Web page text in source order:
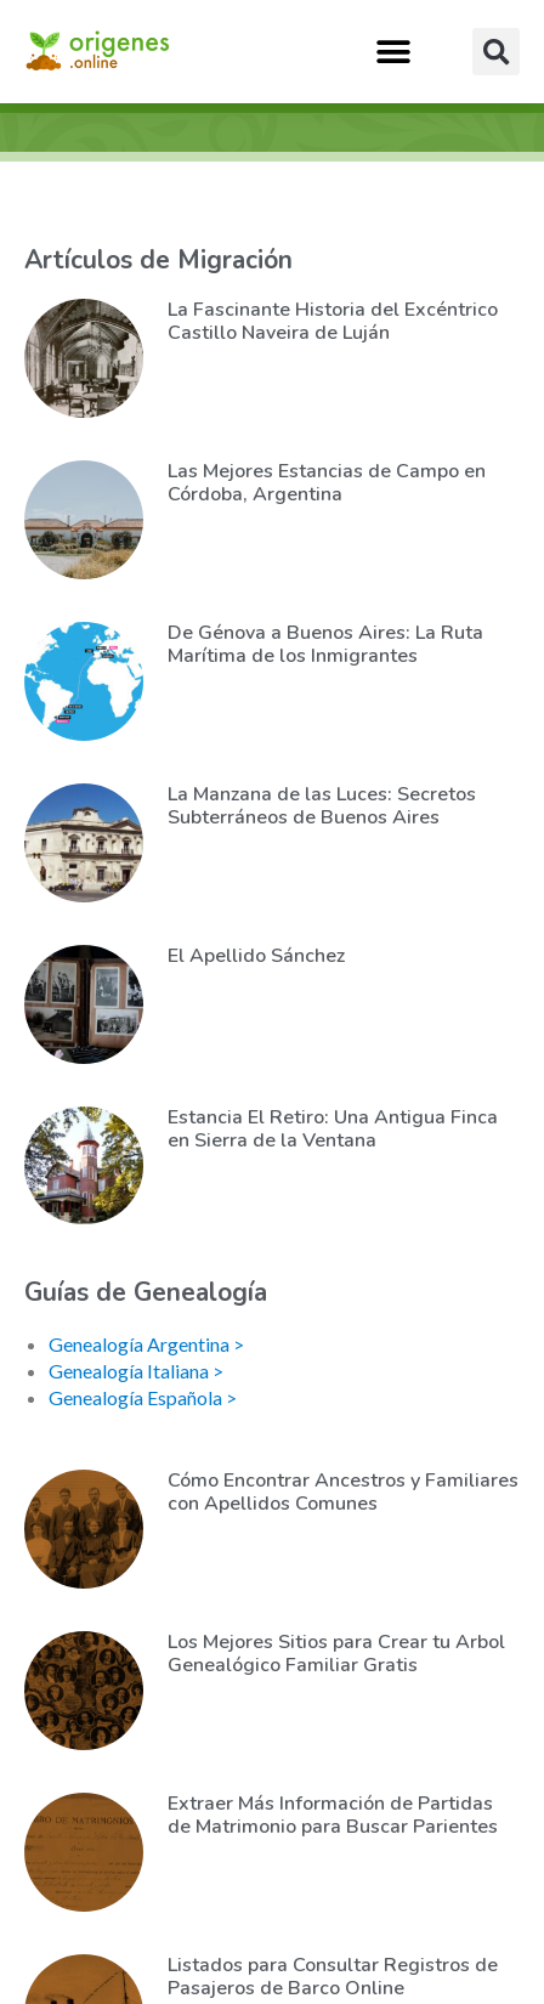
Artículos de Migración
La Fascinante Historia del Excéntrico
Castillo Naveira de Luján
Las Mejores Estancias de Campo en
Córdoba, Argentina
De Génova a Buenos Aires: La Ruta
Marítima de los Inmigrantes
La Manzana de las Luces: Secretos
Subterráneos de Buenos Aires
El Apellido Sánchez
Estancia El Retiro: Una Antigua Finca
en Sierra de la Ventana
Guías de Genealogía
Genealogía Argentina >
Genealogía Italiana >
Genealogía Española >
Cómo Encontrar Ancestros y Familiares
con Apellidos Comunes
Los Mejores Sitios para Crear tu Arbol
Genealógico Familiar Gratis
Extraer Más Información de Partidas
de Matrimonio para Buscar Parientes
Listados para Consultar Registros de
Pasajeros de Barco Online